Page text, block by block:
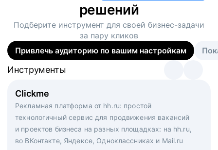
решений
Подберите инструмент для своей бизнес-задачи
за пару кликов
Привлечь аудиторию по вашим настройкам
Clickme
Рекламная платформа от hh.ru: простой
технологичный сервис для продвижения вакансий
и проектов бизнеса на разных площадках: на hh.ru,
во ВКонтакте, Яндексе, Одноклассниках и Mail.ru
Инструменты
Вакансия дня
Рекламный формат для вакансий на главной странице
hh.ru. Увеличивает количество откликов
Инструменты
Массовый подбор под ключ. Решите, сколько
кандидатов и когда вам нужно, и за дело возьмутся
маркетологи, рекрутеры и проектные менеджеры
hh.ru с целым набором digital-инструментов
Инструменты